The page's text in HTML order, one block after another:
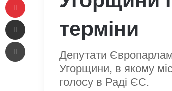
терміни
Депутати
Угорщини, в якому
голосу в Раді ЄС.